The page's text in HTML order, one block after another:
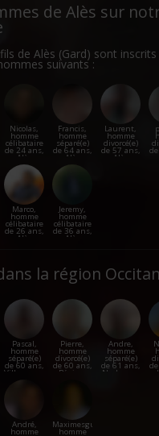
de Alès sur
de Alès (Gard) sont
suivants :
Nicolas,
homme
célibataire
de 24 ans,
Alès
Francis,
homme
séparé(e)
de 64 ans,
Alès
Laurent,
homme
divorcé(e)
de 57 ans,
Alès
Marco,
homme
célibataire
de 26 ans,
Alès
Jeremy,
homme
célibataire
de 36 ans,
Alès
la région
Pascal,
homme
séparé(e)
de 60 ans,
Villeneuve-
Tolosane
Pierre,
homme
divorcé(e)
de 60 ans,
Béziers
Andre,
homme
séparé(e)
de 61 ans,
Narbonne
André,
homme
Maximesguy,
homme